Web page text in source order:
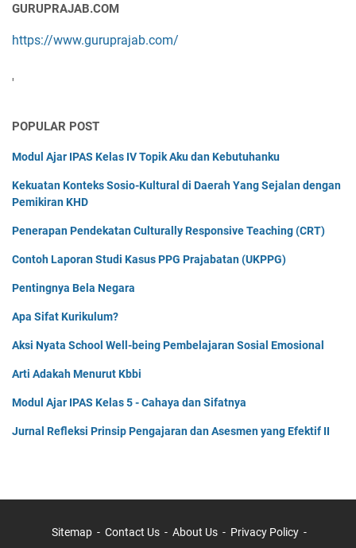
GURUPRAJAB.COM
https://www.guruprajab.com/
'
POPULAR POST
Modul Ajar IPAS Kelas IV Topik Aku dan Kebutuhanku
Kekuatan Konteks Sosio-Kultural di Daerah Yang Sejalan dengan
Pemikiran KHD
Penerapan Pendekatan Culturally Responsive Teaching (CRT)
Contoh Laporan Studi Kasus PPG Prajabatan (UKPPG)
Pentingnya Bela Negara
Apa Sifat Kurikulum?
Aksi Nyata School Well-being Pembelajaran Sosial Emosional
Arti Adakah Menurut Kbbi
Modul Ajar IPAS Kelas 5 - Cahaya dan Sifatnya
Jurnal Refleksi Prinsip Pengajaran dan Asesmen yang Efektif II
Sitemap Contact Us About Us Privacy Policy